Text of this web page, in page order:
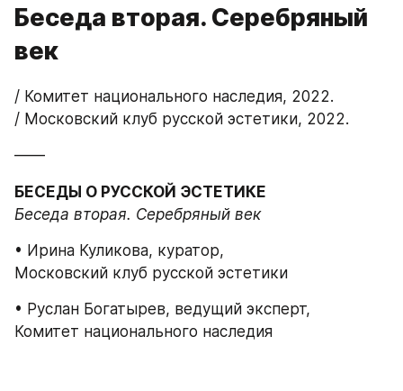
Беседа вторая. Серебряный
век
/ Комитет национального наследия, 2022.
/ Московский клуб русской эстетики, 2022.
——
БЕСЕДЫ О РУССКОЙ ЭСТЕТИКЕ
Беседа вторая. Серебряный век
• Ирина Куликова, куратор,
Московский клуб русской эстетики
• Руслан Богатырев, ведущий эксперт,
Комитет национального наследия